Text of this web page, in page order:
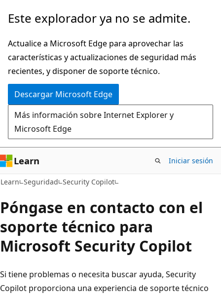
Ir
contenido
principal
Este explorador ya no se admite.
Actualice a Microsoft Edge para aprovechar las
características y actualizaciones de seguridad más
recientes, y disponer de soporte técnico.
Descargar Microsoft Edge
Más información sobre Internet Explorer y
Microsoft Edge
Learn Iniciar sesión
Learn Seguridad Security Copilot
Póngase en contacto con el
soporte técnico para
Microsoft Security Copilot
Si tiene problemas o necesita buscar ayuda, Security
Copilot proporciona una experiencia de soporte técnico